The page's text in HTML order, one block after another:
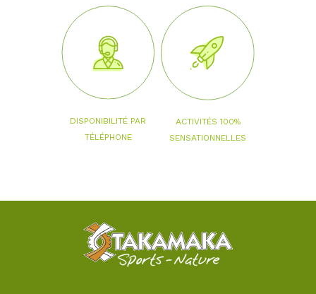
DISPONIBILITÉ PAR
TÉLÉPHONE
ACTIVITÉS 100%
SENSATIONNELLES